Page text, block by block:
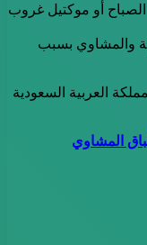
الصباح أو موكتيل غروب
والمشاوي بسبب
العربية السعودية
المشاوي